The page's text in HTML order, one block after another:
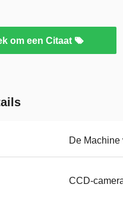
om een Citaat
De
CCD-